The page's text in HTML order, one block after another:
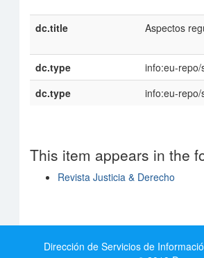
dc.title
Aspectos
dc.type
info:eu-
dc.type
info:eu-repo/
This item appears in the
Revista Justicia & Derecho
Dirección de Servicios de